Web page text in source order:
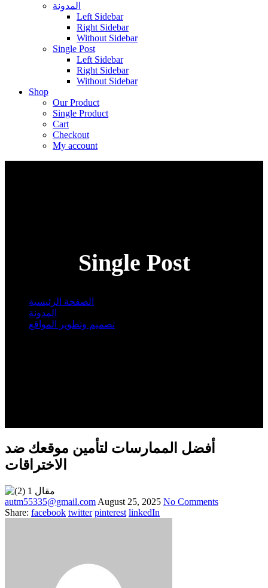
المدونة
Left Sidebar
Right Sidebar
Without Sidebar
Single Post
Left Sidebar
Right Sidebar
Without Sidebar
Shop
Our Product
Single Product
Cart
Checkout
My account
Single Post
الصفحة الرئيسية
المدونة
تصميم وتطوير المواقع
أفضل الممارسات لتأمين موقعك ضد
الاختراقات
autm55335@gmail.com August 25, 2025 No Comments
Share: facebook twitter pinterest linkedIn